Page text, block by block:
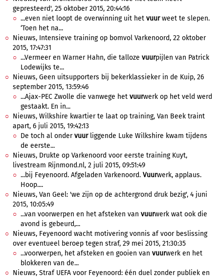
gepresteerd', 25 oktober 2015, 20:44:16
...even niet loopt de overwinning uit het vuurweet te slepen.
‘Toen het na...
Nieuws, Intensieve training op bomvol Varkenoord, 22 oktober
2015, 17:47:31
...Vermeer en Warner Hahn, die talloze vuurpijlen van Patrick
Lodewijks te...
Nieuws, Geen uitsupporters bij bekerklassieker in de Kuip, 26
september 2015, 13:59:46
...Ajax-PEC Zwolle die vanwege het vuurwerk op het veld werd
gestaakt. En in...
Nieuws, Wilkshire kwartier te laat op training, Van Beek traint
apart, 6 juli 2015, 19:42:13
De toch al ondervuurliggende Luke Wilkshire kwam tijdens
de eerste...
Nieuws, Drukte op Varkenoord voor eerste training Kuyt,
livestream Rijnmond.nl, 2 juli 2015, 09:51:49
...bij Feyenoord. Afgeladen Varkenoord. Vuurwerk, applaus.
Hoop....
Nieuws, Van Geel: 'we zijn op de achtergrond druk bezig', 4 juni
2015, 10:05:49
...van voorwerpen en het afsteken van vuurwerk wat ook die
avond is gebeurd,...
Nieuws, Feyenoord wacht motivering vonnis af voor beslissing
over eventueel beroep tegen straf, 29 mei 2015, 21:30:35
...voorwerpen, het afsteken en gooien van vuurwerk en het
blokkeren van de...
Nieuws, Straf UEFA voor Feyenoord: één duel zonder publiek en